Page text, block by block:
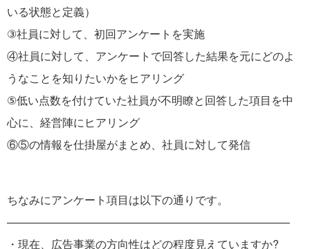
いる状態と定義）
③社員に対して、初回アンケートを実施
④社員に対して、アンケートで回答した結果を元にどのよ
うなことを知りたいかをヒアリング
⑤低い点数を付けていた社員が不明瞭と回答した項目を中
心に、経営陣にヒアリング
⑥⑤の情報を仕掛屋がまとめ、社員に対して発信
ちなみにアンケート項目は以下の通りです。
—————————————————————————–
・現在、広告事業の方向性はどの程度見えていますか?